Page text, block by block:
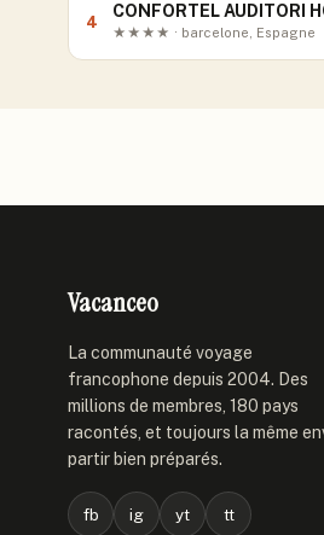
4
CONFORTEL AUDITORI
★★★★ · barcelone, Espagne
Vacanceo
La communauté voyage
francophone depuis 2004. Des
millions de membres, 180 pays
racontés, et toujours la même
partir bien préparés.
fb ig yt tt